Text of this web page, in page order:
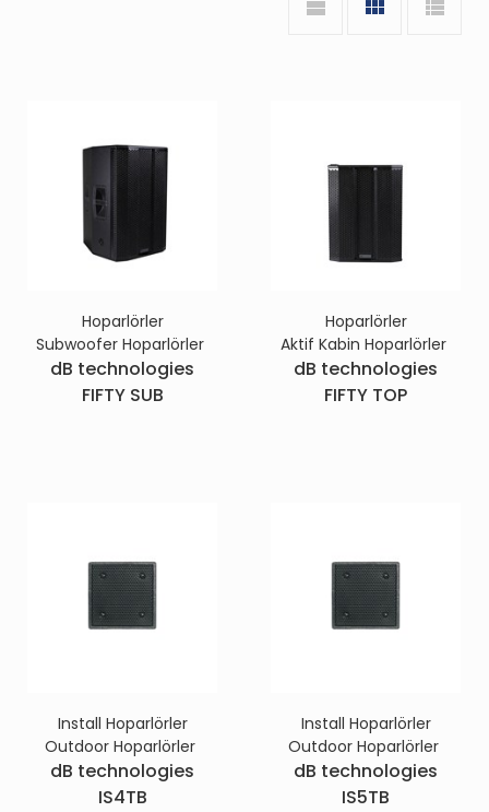
Hoparlörler
Subwoofer Hoparlörler
dB technologies
FIFTY SUB
Hoparlörler
Aktif Kabin Hoparlörler
dB technologies
FIFTY TOP
Install Hoparlörler
Outdoor Hoparlörler
dB technologies
IS4TB
Install Hoparlörler
Outdoor Hoparlörler
dB technologies
IS5TB